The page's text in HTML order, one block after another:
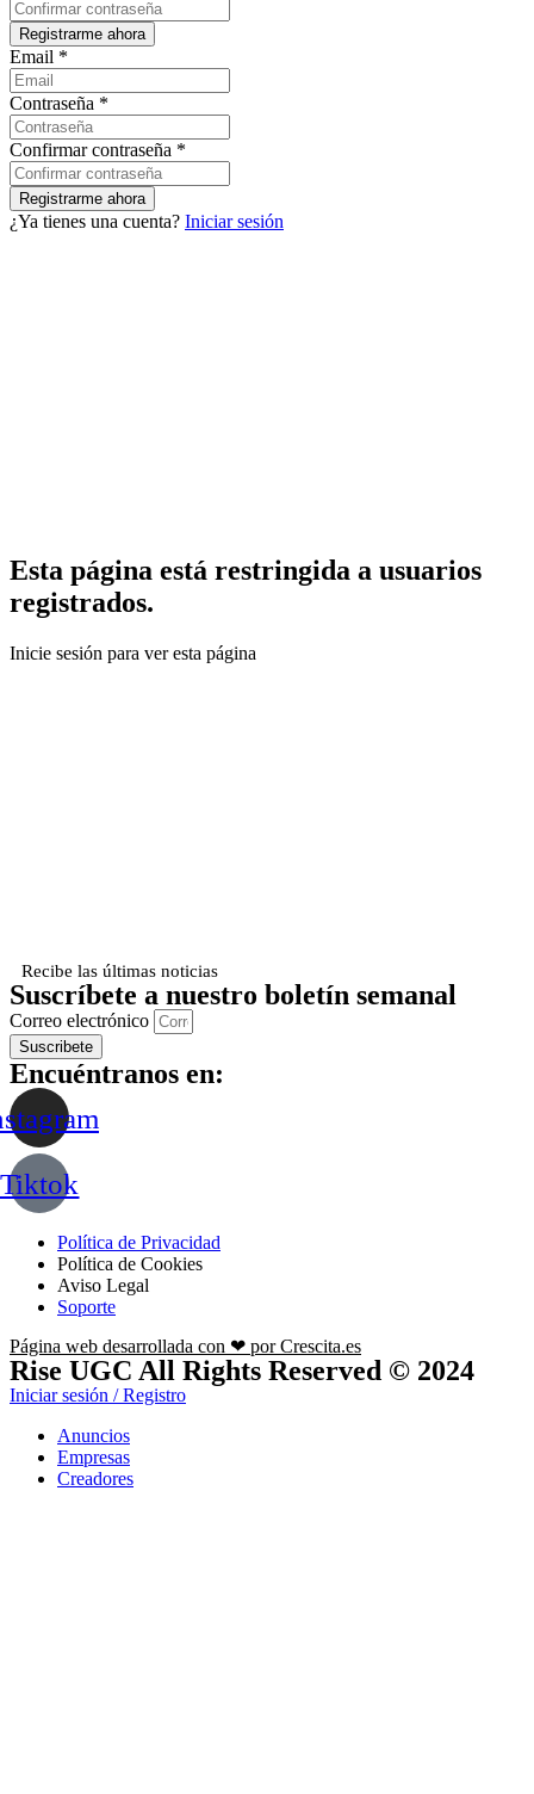
Email *
Contraseña *
Confirmar contraseña *
¿Ya tienes una cuenta? Iniciar sesión
Esta página está restringida a usuarios
registrados.
Inicie sesión para ver esta página
Recibe las últimas noticias
Suscríbete a nuestro boletín semanal
Correo electrónico
Suscribete
Encuéntranos en:
Tiktok
Política de Privacidad
Política de Cookies
Aviso Legal
Soporte
Página web desarrollada con ❤ por Crescita.es
Rise UGC All Rights Reserved © 2024
Iniciar sesión / Registro
Anuncios
Empresas
Creadores